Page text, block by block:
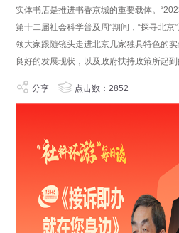
实体书店是推进书香京城的重要载体。
第十二届社会科学普及周”期间，“探寻北
领大家跟随镜头走进北京几家独具特色的
良好的发展现状，以及政府扶持政策所起到
分享 点击数：2852